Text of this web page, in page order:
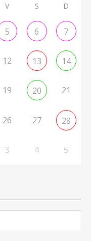
V S D
5 6 7
12 13 14
19 20 21
26 27 28
3 4 5